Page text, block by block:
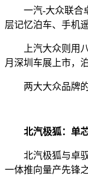
一汽-大众联合
层记忆泊车、手机
上汽大众则用
月深圳车展上市，
两大大众品牌
北汽极狐：单
北汽极狐与卓
一体推向量产先锋